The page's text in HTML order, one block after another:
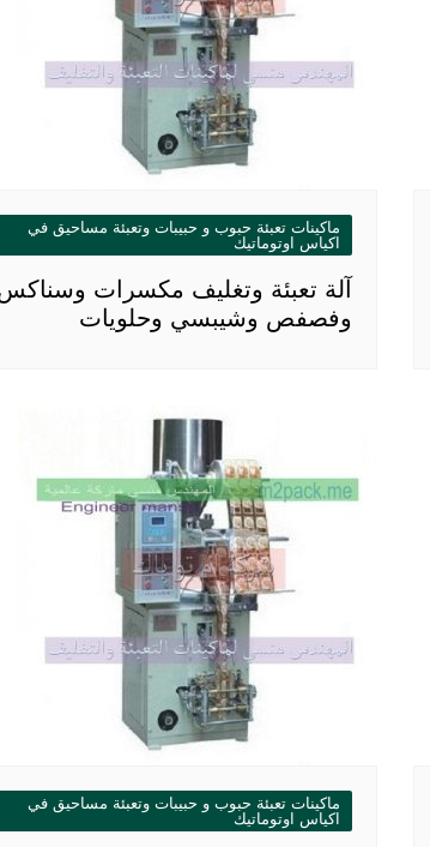
ماكينات تعبئة حبوب و حبيبات وتعبئة مساحيق في
اكياس اوتوماتيك
آلة تعبئة وتغليف مكسرات
وفصفص وشيبسي وحلويات
ماكينات تعبئة حبوب و حبيبات وتعبئة مساحيق في
اكياس اوتوماتيك